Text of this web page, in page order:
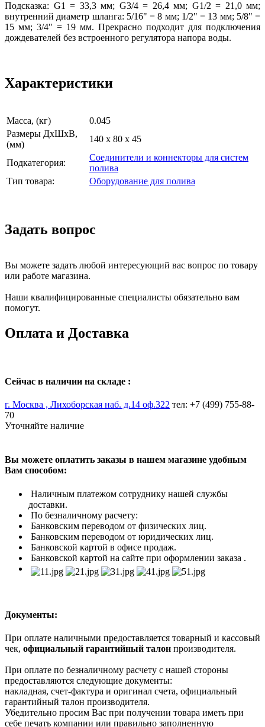
Подсказка: G1 = 33,3 мм; G3/4 = 26,4 мм; G1/2 = 21,0 мм;
внутренний диаметр шланга: 5/16" = 8 мм; 1/2" = 13 мм; 5/8" =
15 мм; 3/4" = 19 мм. Прекрасно подходит для подключения
дождевателей без встроенного регулятора напора воды.
Характеристики
Масса, (кг)
0.045
Размеры ДхШхВ,
(мм)
140 x 80 x 45
Подкатегория:
Соединители и коннекторы для систем
полива
Тип товара:
Оборудование для полива
Задать вопрос
Вы можете задать любой интересующий вас вопрос по товару
или работе магазина.
Наши квалифицированные специалисты обязательно вам
помогут.
Оплата и Доставка
Сейчас в наличии на складе :
г. Москва , Лихоборская наб. д.14 оф.322 тел: +7 (499) 755-88-
70
Уточняйте наличие
Вы можете оплатить заказы в нашем магазине удобным
Вам способом:
Наличным платежом сотруднику нашей службы
доставки.
По безналичному расчету:
Банковским переводом от физических лиц.
Банковским переводом от юридических лиц.
Банковской картой в офисе продаж.
Банковской картой на сайте при оформлении заказа .
Документы:
При оплате наличными предоставляется товарный и кассовый
чек, официальный гарантийный талон производителя.
При оплате по безналичному расчету с нашей стороны
предоставляются следующие документы:
накладная, счет-фактура и оригинал счета, официальный
гарантийный талон производителя.
Убедительно просим Вас при получении товара иметь при
себе печать компании или правильно заполненную